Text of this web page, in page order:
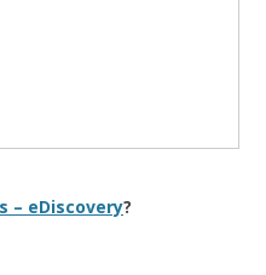
– eDiscovery?